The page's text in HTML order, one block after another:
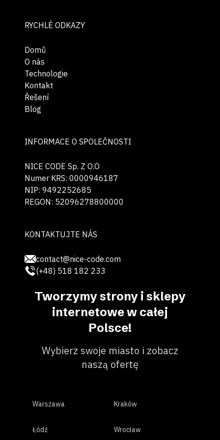
RYCHLÉ ODKAZY
Domů
O nás
Technologie
Kontakt
Řešení
Blog
INFORMACE O SPOLEČNOSTI
NICE CODE Sp. Z O.O
Numer KRS: 0000946187
NIP: 9492252685
REGON: 52096278800000
KONTAKTUJTE NÁS
contact@nice-code.com
(+48) 518 182 233
Tworzymy strony i sklepy
internetowe w całej
Polsce!
Wybierz swoje miasto i zobacz
naszą ofertę
Warszawa Kraków
Łódź Wrocław